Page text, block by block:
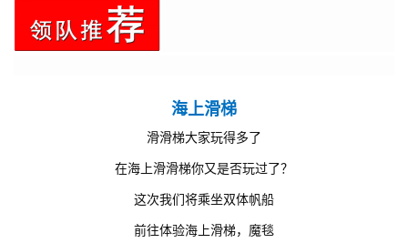
海上滑梯
滑滑梯大家玩得多了
在海上滑滑梯你又是否玩过了？
这次我们将乘坐双体帆船
前往体验海上滑梯，魔毯